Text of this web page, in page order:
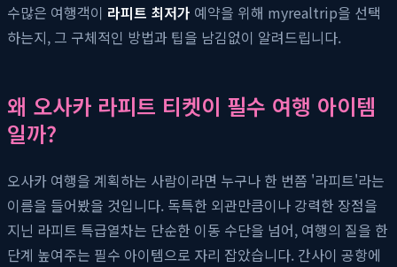
수많은 여행객이 라피트 최저가 예약을 위해 myrealtrip을 선택
하는지, 그 구체적인 방법과 팁을 남김없이 알려드립니다.
왜 오사카 라피트 티켓이 필수 여행 아이템
일까?
오사카 여행을 계획하는 사람이라면 누구나 한 번쯤 '라피트'라는
이름을 들어봤을 것입니다. 독특한 외관만큼이나 강력한 장점을
지닌 라피트 특급열차는 단순한 이동 수단을 넘어, 여행의 질을 한
단계 높여주는 필수 아이템으로 자리 잡았습니다. 간사이 공항에